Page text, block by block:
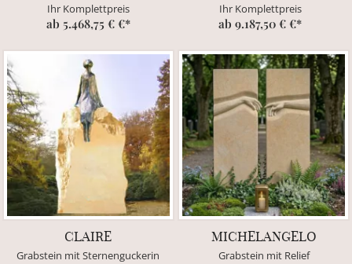
Ihr Komplettpreis
ab 5.468,75 € €*
Ihr Komplettpreis
ab 9.187,50 € €*
CLAIRE
Grabstein mit Sternenguckerin
MICHELANGELO
Grabstein mit Relief